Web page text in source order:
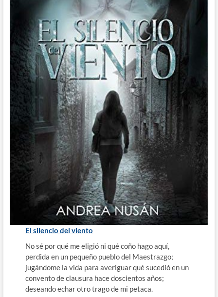
El silencio del viento
No sé por qué me eligió ni qué coño hago aquí,
perdida en un pequeño pueblo del Maestrazgo;
jugándome la vida para averiguar qué sucedió en un
convento de clausura hace doscientos años;
deseando echar otro trago de mi petaca.